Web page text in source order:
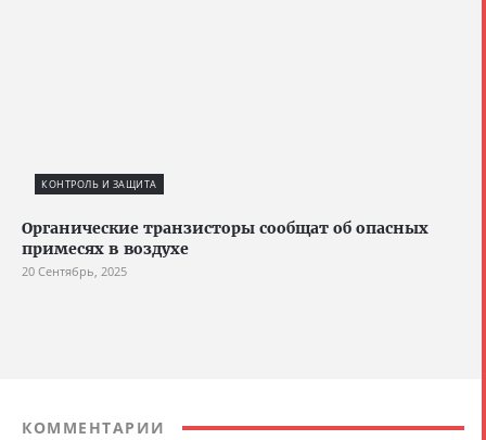
КОНТРОЛЬ И ЗАЩИТА
Органические транзисторы сообщат об опасных
примесях в воздухе
20 Сентябрь, 2025
КОММЕНТАРИИ